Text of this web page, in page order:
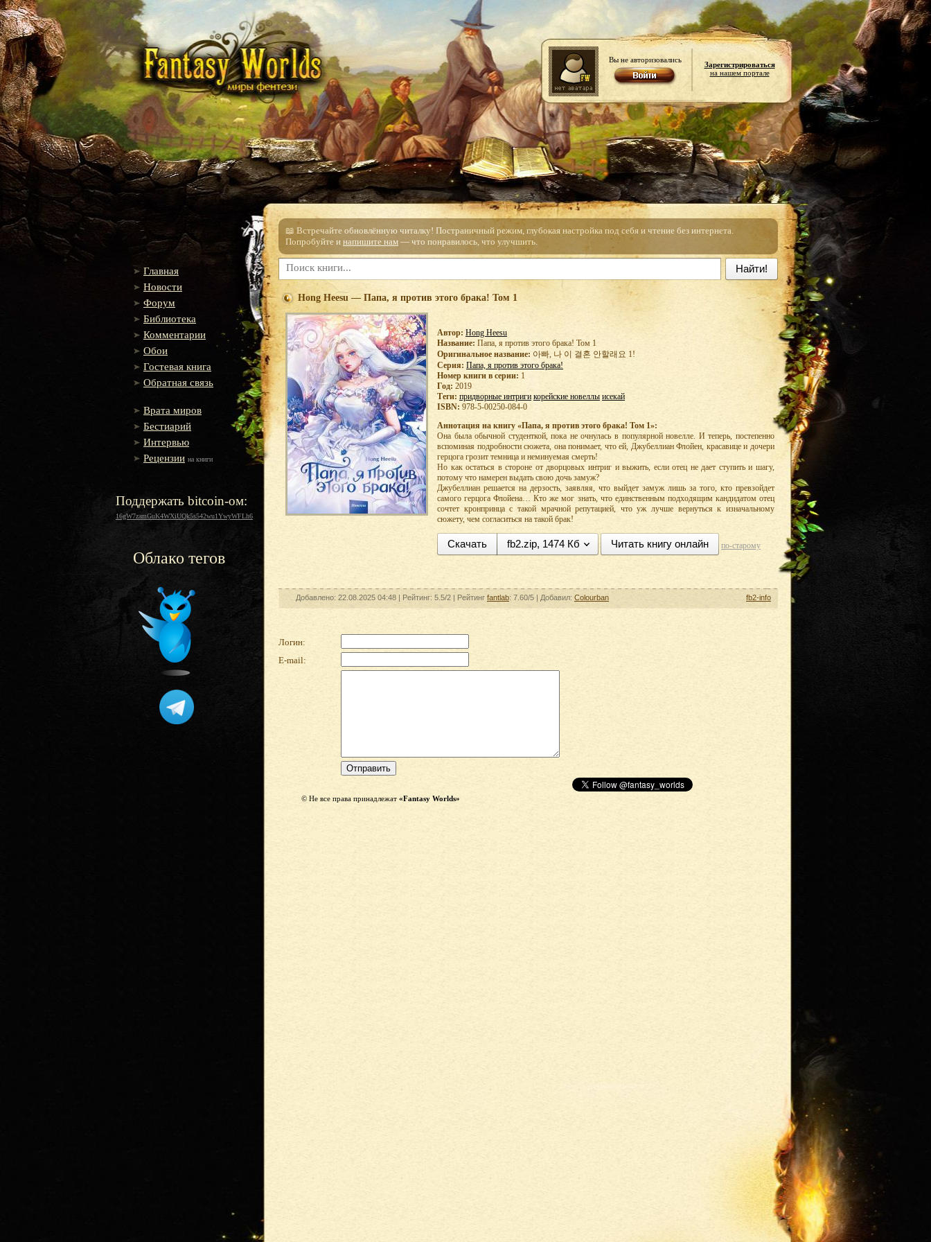
Вы не авторизовались
Зарегистрироваться
на нашем портале
Главная
Новости
Форум
Библиотека
Комментарии
Обои
Гостевая книга
Обратная связь
Врата миров
Бестиарий
Интервью
Рецензии на книги
Поддержать bitcoin-ом:
16gW7zamGuK4WXiUQk5s542wu1YwyWFLh6
Облако тегов
📖 Встречайте обновлённую читалку! Постраничный режим, глубокая настройка под себя и чтение без интернета.
Попробуйте и напишите нам — что понравилось, что улучшить.
Найти!
Hong Heesu — Папа, я против этого брака! Том 1
Автор: Hong Heesu
Название: Папа, я против этого брака! Том 1
Оригинальное название: 아빠, 나 이 결혼 안할래요 1!
Серия: Папа, я против этого брака!
Номер книги в серии: 1
Год: 2019
Теги: придворные интриги корейские новеллы исекай
ISBN: 978-5-00250-084-0
Аннотация на книгу «Папа, я против этого брака! Том 1»:
Она была обычной студенткой, пока не очнулась в популярной новелле. И теперь, постепенно
вспоминая подробности сюжета, она понимает, что ей, Джубеллиан Флойен, красавице и дочери
герцога грозит темница и неминуемая смерть!
Но как остаться в стороне от дворцовых интриг и выжить, если отец не дает ступить и шагу,
потому что намерен выдать свою дочь замуж?
Джубеллиан решается на дерзость, заявляя, что выйдет замуж лишь за того, кто превзойдет
самого герцога Флойена… Кто же мог знать, что единственным подходящим кандидатом отец
сочтет кронпринца с такой мрачной репутацией, что уж лучше вернуться к изначальному
сюжету, чем согласиться на такой брак!
Скачать fb2.zip, 1474 Кб Читать книгу онлайн по-старому
Добавлено: 22.08.2025 04:48 | Рейтинг: 5.5/2 | Рейтинг fantlab: 7.60/5 | Добавил: Colourban fb2-info
Логин:
E-mail:
© Не все права принадлежат «Fantasy Worlds»